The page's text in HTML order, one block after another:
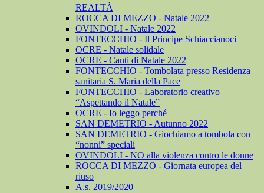
REALTÀ
ROCCA DI MEZZO - Natale 2022
OVINDOLI - Natale 2022
FONTECCHIO - Il Principe Schiaccianoci
OCRE - Natale solidale
OCRE - Canti di Natale 2022
FONTECCHIO - Tombolata presso Residenza
sanitaria S. Maria della Pace
FONTECCHIO - Laboratorio creativo
“Aspettando il Natale”
OCRE - Io leggo perché
SAN DEMETRIO - Autunno 2022
SAN DEMETRIO - Giochiamo a tombola con
“nonni” speciali
OVINDOLI - NO alla violenza contro le donne
ROCCA DI MEZZO - Giornata europea del
riuso
A.s. 2019/2020